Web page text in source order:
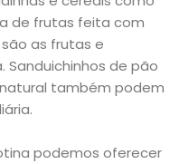
de frutas feita com
as frutas e
Sanduichinhos de pão
também podem
podemos oferecer